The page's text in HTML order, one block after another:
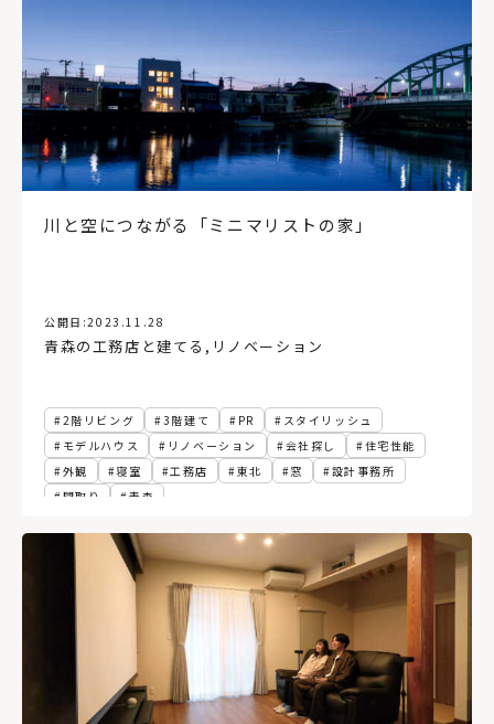
川と空につながる「ミニマリストの家」
公開日:2023.11.28
青森の工務店と建てる , リノベーション
2階リビング 3階建て PR
スタイリッシュ
モデルハウス
リノベーション 会社探し
住宅性能
外観
寝室 工務店 東北 窓
設計事務所
間取り
青森